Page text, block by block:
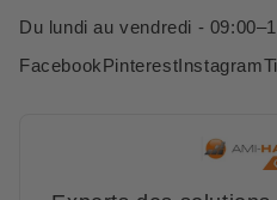
Du lundi au vendredi -
FacebookPinterestInstagram